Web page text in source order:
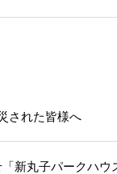
された皆様へ
新丸子パークハウ